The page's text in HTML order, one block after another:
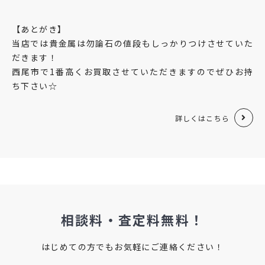
【あとがき】
当店では貴金属は勿論石の値段もしっかりつけさせていた
だきます！
西尾市で1番高くお買取させていただきますのでぜひお持
ち下さい☆
詳しくはこちら
相談料・査定料無料！
はじめての方でもお気軽にご連絡ください！